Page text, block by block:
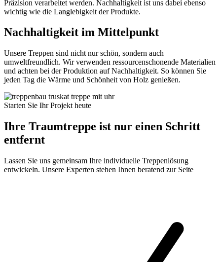
Präzision verarbeitet werden. Nachhaltigkeit ist uns dabei ebenso
wichtig wie die Langlebigkeit der Produkte.
Nachhaltigkeit im Mittelpunkt
Unsere Treppen sind nicht nur schön, sondern auch
umweltfreundlich. Wir verwenden ressourcenschonende Materialien
und achten bei der Produktion auf Nachhaltigkeit. So können Sie
jeden Tag die Wärme und Schönheit von Holz genießen.
Starten Sie Ihr Projekt heute
Ihre Traumtreppe ist nur einen Schritt
entfernt
Lassen Sie uns gemeinsam Ihre individuelle Treppenlösung
entwickeln. Unsere Experten stehen Ihnen beratend zur Seite